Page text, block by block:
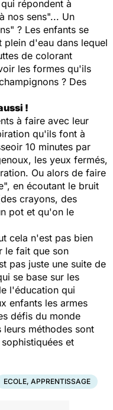
répondent à
nos sens"... Un
? Les enfants se
plein d'eau dans lequel
de colorant
les formes qu'ils
? Des
!
à faire avec leur
qu'ils font à
10 minutes par
les yeux fermés,
Ou alors de faire
en écoutant le bruit
crayons, des
pot et qu'on le
cela n'est pas bien
le fait que son
pas juste une suite de
se base sur les
l'éducation qui
enfants les armes
défis du monde
leurs méthodes sont
et
ECOLE, APPRENTISSAGE